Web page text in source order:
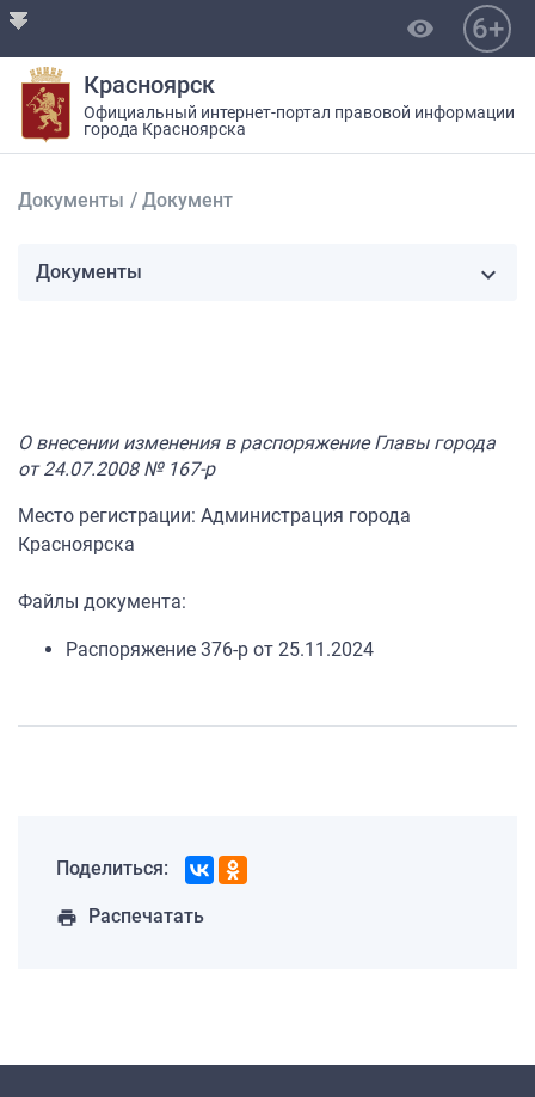
visibility 6+
Красноярск
Официальный интернет-портал правовой информации
города Красноярска
Документы / Документ
О внесении изменения в распоряжение Главы города
от 24.07.2008 № 167-р
Место регистрации: Администрация города
Красноярска
Файлы документа:
Распоряжение 376-р от 25.11.2024
Документы
Поделиться:
print Распечатать